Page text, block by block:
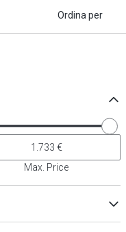
Ordina per
Max. Price